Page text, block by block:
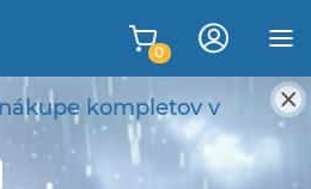
kompletov v
0